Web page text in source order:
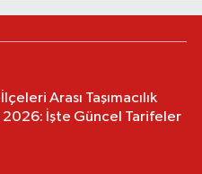
Arası Taşımacılık
2026: İşte Güncel Tarifeler